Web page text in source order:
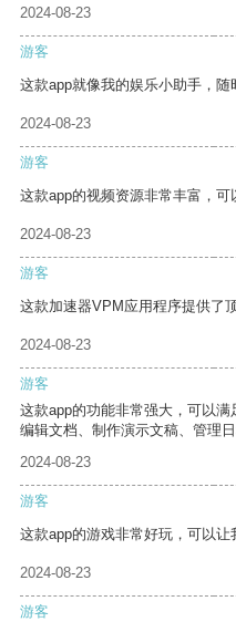
2024-08-23
游客
这款app就像我的娱乐小助手，随
2024-08-23
游客
这款app的视频资源非常丰富，可
2024-08-23
游客
这款加速器VPM应用程序提供了
2024-08-23
游客
这款app的功能非常强大，可以
编辑文档、制作演示文稿、管理日
2024-08-23
游客
这款app的游戏非常好玩，可以让
2024-08-23
游客